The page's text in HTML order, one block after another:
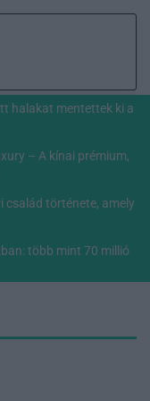
halakat mentettek ki a
– A kínai prémium,
család története, amely
több mint 70 millió